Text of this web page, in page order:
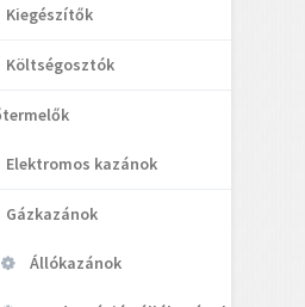
Kiegészítők
Költségosztók
Elektromos kazánok
Gázkazánok
Állókazánok